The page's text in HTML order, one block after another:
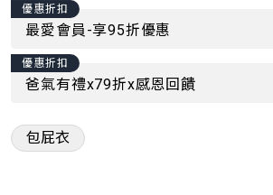
優惠折扣
最愛會員-享95折優惠
優惠折扣
爸氣有禮x79折x感恩回饋
包屁衣